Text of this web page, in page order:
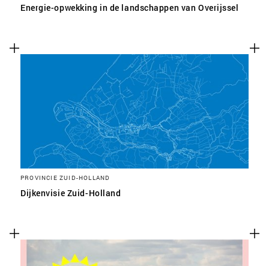
Energie-opwekking in de landschappen van Overijssel
PROVINCIE ZUID-HOLLAND
Dijkenvisie Zuid-Holland